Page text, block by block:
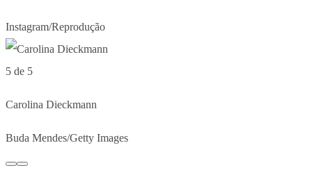
Instagram/Reprodução
5 de 5
Carolina Dieckmann
Buda Mendes/Getty Images